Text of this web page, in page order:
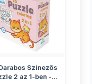
Színezős
2 az 1-ben -